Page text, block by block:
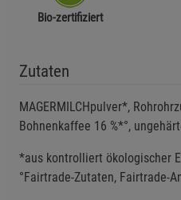
Bio-zertifiziert
Zutaten
MAGERMILCHpulver*,
Bohnenkaffee 16 %*°,
*aus kontrolliert ökologischer
°Fairtrade-Zutaten, Fairtrade-